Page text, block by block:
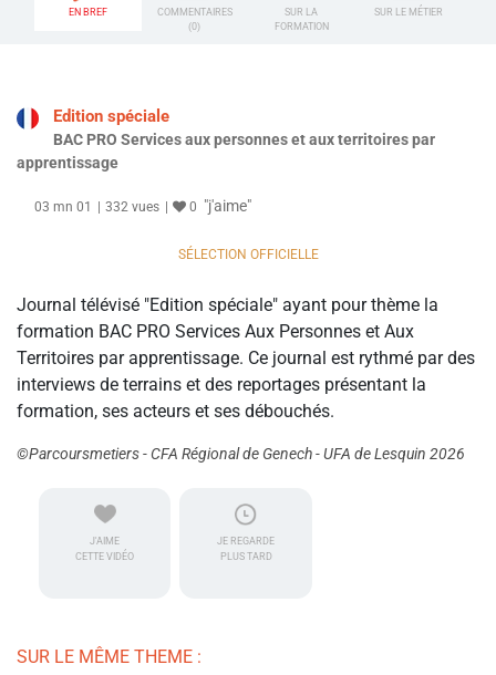
EN BREF
COMMENTAIRES
(0)
SUR LA
FORMATION
SUR LE MÉTIER
Edition spéciale
BAC PRO Services aux personnes et aux territoires par
apprentissage
03 mn 01 332 vues 0 "j'aime"
SÉLECTION OFFICIELLE
Journal télévisé "Edition spéciale" ayant pour thème la
formation BAC PRO Services Aux Personnes et Aux
Territoires par apprentissage. Ce journal est rythmé par des
interviews de terrains et des reportages présentant la
formation, ses acteurs et ses débouchés.
©Parcoursmetiers - CFA Régional de Genech - UFA de Lesquin 2026
J'AIME
CETTE VIDÉO
JE REGARDE
PLUS TARD
SUR LE MÊME THEME :